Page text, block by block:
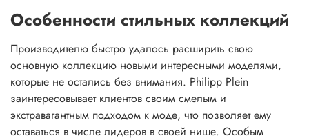
Особенности стильных коллекций
Производителю быстро удалось расширить свою
основную коллекцию новыми интересными моделями,
которые не остались без внимания. Philipp Plein
заинтересовывает клиентов своим смелым и
экстравагантным подходом к моде, что позволяет ему
оставаться в числе лидеров в своей нише. Особым